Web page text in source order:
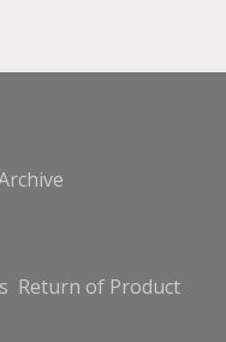
Return of Product